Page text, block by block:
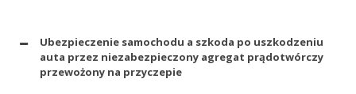
Ubezpieczenie samochodu a szkoda po uszkodzeniu
auta przez niezabezpieczony agregat prądotwórczy
przewożony na przyczepie